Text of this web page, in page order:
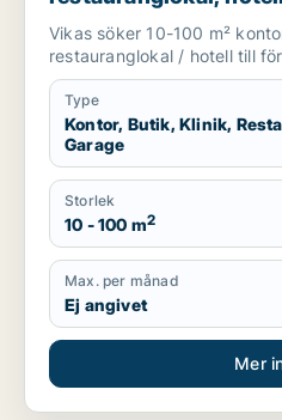
salu i Upplands
Österåker m.fl.
Vikas söker 10-100 m²
restauranglokal / hotell till
Type
Kontor, Butik, Klinik,
Garage
Storlek
10 - 100 m2
Max. per månad
Ej angivet
Mer